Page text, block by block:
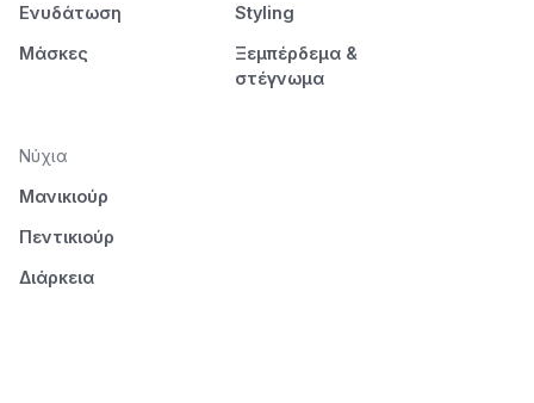
Ενυδάτωση
Μάσκες
Styling
Ξεμπέρδεμα &
στέγνωμα
Νύχια
Μανικιούρ
Πεντικιούρ
Διάρκεια